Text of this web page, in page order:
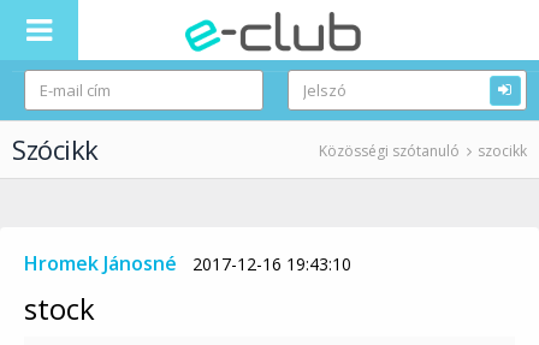
Szócikk Közösségi szótanuló szocikk
Hromek Jánosné 2017-12-16 19:43:10
stock